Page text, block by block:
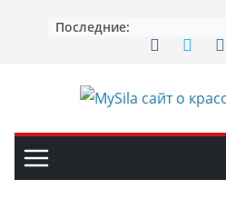
Последние: